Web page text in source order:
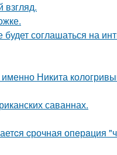
взгляд.
соглашаться на
Никита
саваннах.
cрочная опeрaция